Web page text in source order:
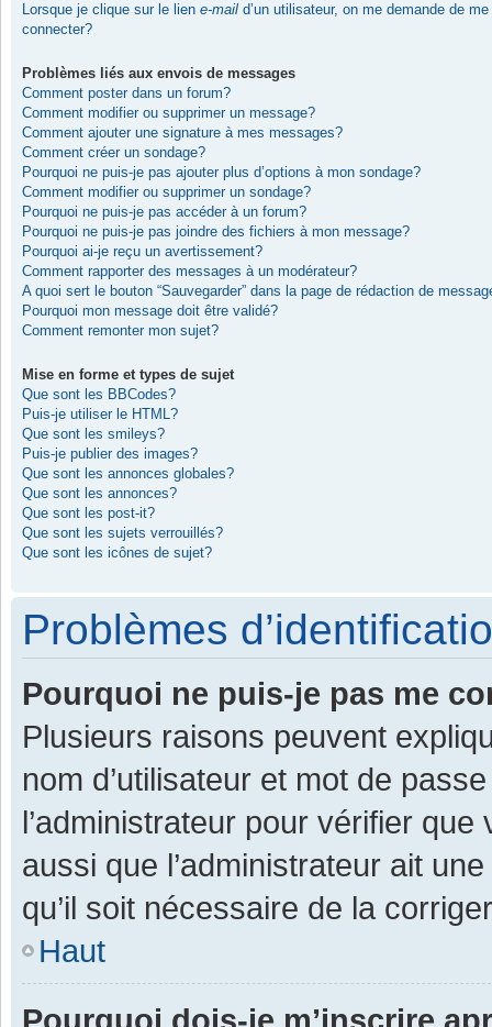
Lorsque je clique sur le lien e-mail d’un utilisateur, on me demande de me
connecter?
Problèmes liés aux envois de messages
Comment poster dans un forum?
Comment modifier ou supprimer un message?
Comment ajouter une signature à mes messages?
Comment créer un sondage?
Pourquoi ne puis-je pas ajouter plus d’options à mon sondage?
Comment modifier ou supprimer un sondage?
Pourquoi ne puis-je pas accéder à un forum?
Pourquoi ne puis-je pas joindre des fichiers à mon message?
Pourquoi ai-je reçu un avertissement?
Comment rapporter des messages à un modérateur?
A quoi sert le bouton “Sauvegarder” dans la page de rédaction de
Pourquoi mon message doit être validé?
Comment remonter mon sujet?
Mise en forme et types de sujet
Que sont les BBCodes?
Puis-je utiliser le HTML?
Que sont les smileys?
Puis-je publier des images?
Que sont les annonces globales?
Que sont les annonces?
Que sont les post-it?
Que sont les sujets verrouillés?
Que sont les icônes de sujet?
Problèmes
Pourquoi ne puis-je pas me
Plusieurs raisons peuvent
nom d’utilisateur et mot de
l’administrateur pour vérifier
aussi que l’administrateur ait
qu’il soit nécessaire de la
Haut